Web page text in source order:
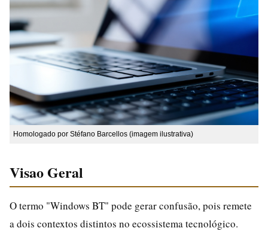
Homologado por Stéfano Barcellos (imagem ilustrativa)
Visao Geral
O termo "Windows BT" pode gerar confusão, pois remete
a dois contextos distintos no ecossistema tecnológico.